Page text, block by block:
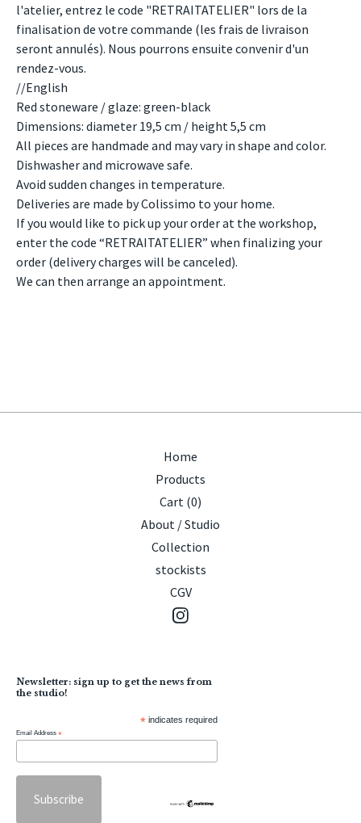
l'atelier, entrez le code "RETRAITATELIER" lors de la
finalisation de votre commande (les frais de livraison
seront annulés). Nous pourrons ensuite convenir d'un
rendez-vous.
//English
Red stoneware / glaze: green-black
Dimensions: diameter 19,5 cm / height 5,5 cm
All pieces are handmade and may vary in shape and color.
Dishwasher and microwave safe.
Avoid sudden changes in temperature.
Deliveries are made by Colissimo to your home.
If you would like to pick up your order at the workshop,
enter the code “RETRAITATELIER” when finalizing your
order (delivery charges will be canceled).
We can then arrange an appointment.
Home
Products
Cart (0)
About / Studio
Collection
stockists
CGV
Newsletter: sign up to get the news from
the studio!
*indicates required
Email Address *